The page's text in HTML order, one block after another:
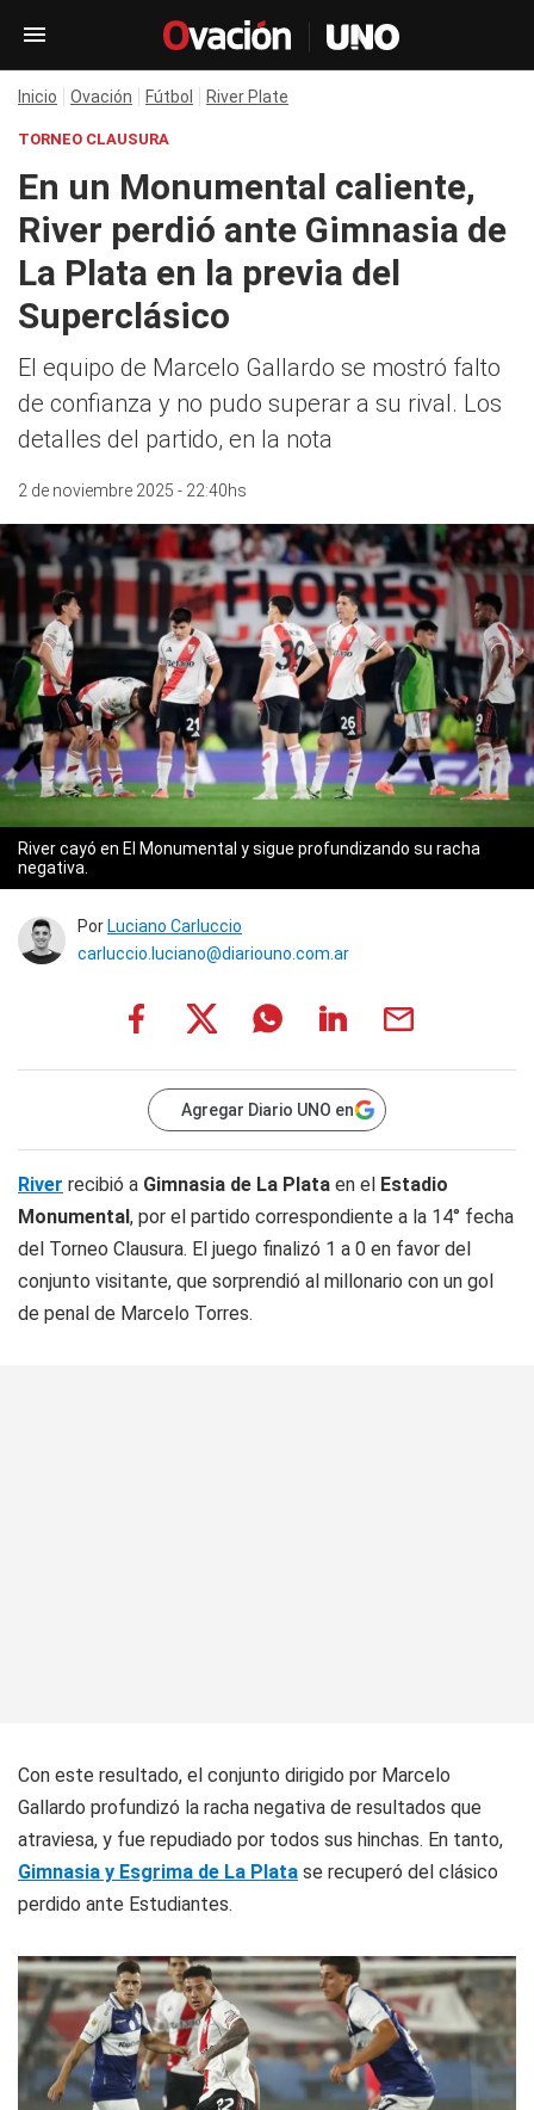
Inicio Ovación Fútbol River Plate
TORNEO CLAUSURA
En un Monumental caliente,
River perdió ante Gimnasia de
La Plata en la previa del
Superclásico
El equipo de Marcelo Gallardo se mostró falto
de confianza y no pudo superar a su rival. Los
detalles del partido, en la nota
2 de noviembre 2025 - 22:40hs
River cayó en El Monumental y sigue profundizando su racha
negativa.
Por Luciano Carluccio
carluccio.luciano@diariouno.com.ar
Agregar Diario UNO en
River recibió a Gimnasia de La Plata en el Estadio
Monumental, por el partido correspondiente a la 14° fecha
del Torneo Clausura. El juego finalizó 1 a 0 en favor del
conjunto visitante, que sorprendió al millonario con un gol
de penal de Marcelo Torres.
Con este resultado, el conjunto dirigido por Marcelo
Gallardo profundizó la racha negativa de resultados que
atraviesa, y fue repudiado por todos sus hinchas. En tanto,
Gimnasia y Esgrima de La Plata se recuperó del clásico
perdido ante Estudiantes.